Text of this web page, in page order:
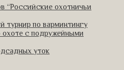
“Российские охотничьи
турнир по варминтингу
охоте с подружейными
уток